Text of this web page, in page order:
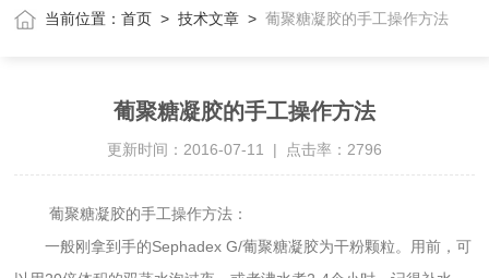
当前位置：首页 >技术文章 >葡聚糖凝胶的手工操作方法
葡聚糖凝胶的手工操作方法
更新时间：2016-07-11 | 点击率：2796
葡聚糖凝胶的手工操作方法：
一般刚拿到手的Sephadex G/葡聚糖凝胶为干粉颗粒。用前，可